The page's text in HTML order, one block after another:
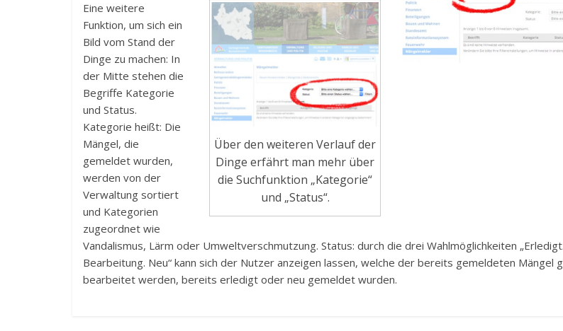
Über den weiteren Verlauf der
Dinge erfährt man mehr über
die Suchfunktion „Kategorie“
und „Status“.
Eine weitere
Funktion, um sich ein
Bild vom Stand der
Dinge zu machen: In
der Mitte stehen die
Begriffe Kategorie
und Status.
Kategorie heißt: Die
Mängel, die
gemeldet wurden,
werden von der
Verwaltung sortiert
und Kategorien
zugeordnet wie
Vandalismus, Lärm oder Umweltverschmutzung. Status: durch die drei Wahlmöglichkeiten
Bearbeitung. Neu“ kann sich der Nutzer anzeigen lassen, welche der bereits gemeldeten Mängel
bearbeitet werden, bereits erledigt oder neu gemeldet wurden.